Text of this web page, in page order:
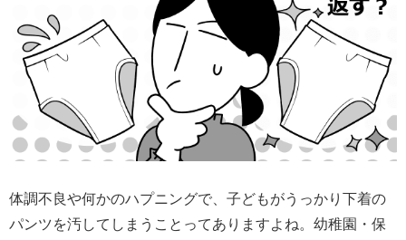
体調不良や何かのハプニングで、子どもがうっかり下着の
パンツを汚してしまうことってありますよね。幼稚園・保